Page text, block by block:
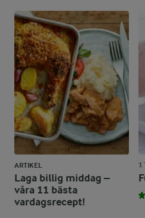
ARTIKEL
Laga billig middag –
våra 11 bästa
vardagsrecept!
1